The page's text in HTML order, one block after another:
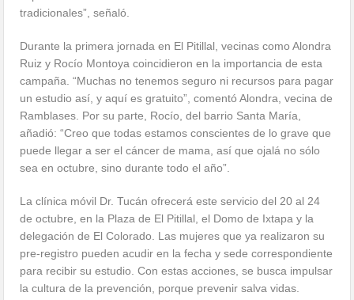
tradicionales”, señaló.
Durante la primera jornada en El Pitillal, vecinas como Alondra
Ruiz y Rocío Montoya coincidieron en la importancia de esta
campaña. “Muchas no tenemos seguro ni recursos para pagar
un estudio así, y aquí es gratuito”, comentó Alondra, vecina de
Ramblases. Por su parte, Rocío, del barrio Santa María,
añadió: “Creo que todas estamos conscientes de lo grave que
puede llegar a ser el cáncer de mama, así que ojalá no sólo
sea en octubre, sino durante todo el año”.
La clínica móvil Dr. Tucán ofrecerá este servicio del 20 al 24
de octubre, en la Plaza de El Pitillal, el Domo de Ixtapa y la
delegación de El Colorado. Las mujeres que ya realizaron su
pre-registro pueden acudir en la fecha y sede correspondiente
para recibir su estudio. Con estas acciones, se busca impulsar
la cultura de la prevención, porque prevenir salva vidas.